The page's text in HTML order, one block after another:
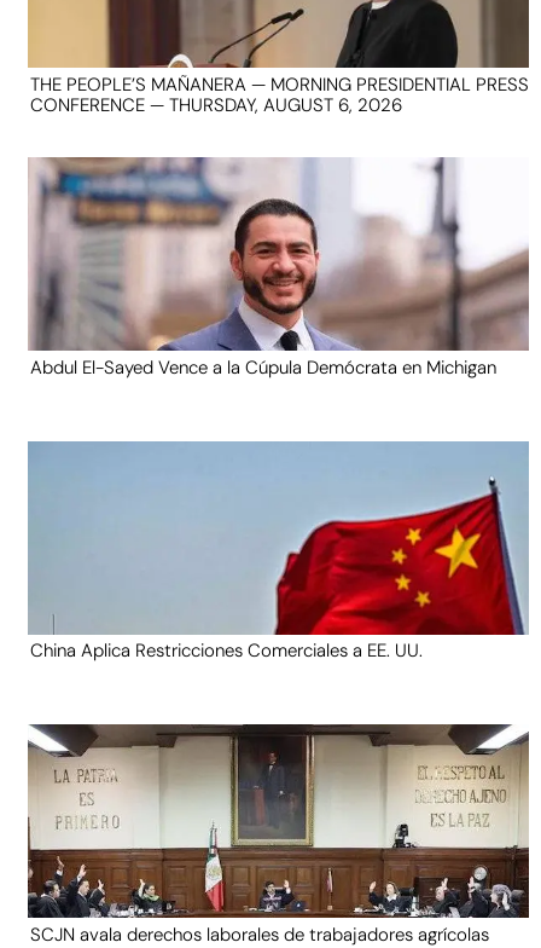
THE PEOPLE’S MAÑANERA — MORNING PRESIDENTIAL PRESS
CONFERENCE — THURSDAY, AUGUST 6, 2026
Abdul El-Sayed Vence a la Cúpula Demócrata en Michigan
China Aplica Restricciones Comerciales a EE. UU.
SCJN avala derechos laborales de trabajadores agrícolas